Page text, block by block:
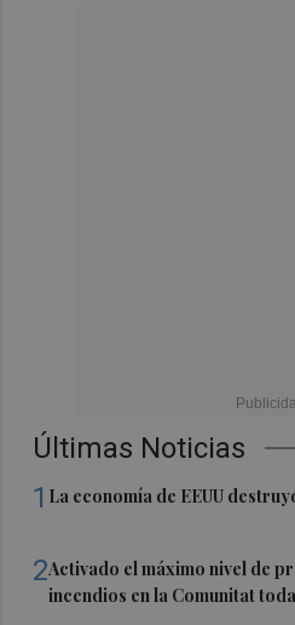
Últimas Noticias
1 La economía de EEUU
2Activado el máximo nivel de
incendios en la Comunitat